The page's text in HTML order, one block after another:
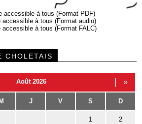
accessible à tous (Format PDF)
accessible à tous (Format audio)
accessible à tous (Format FALC)
CHOLETAIS
Août 2026 »
J V S D
1 2